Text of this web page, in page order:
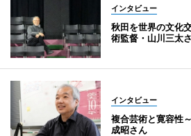
インタビュー
秋田を世界の文化
術監督・山川三太
インタビュー
複合芸術と寛容性
成昭さん